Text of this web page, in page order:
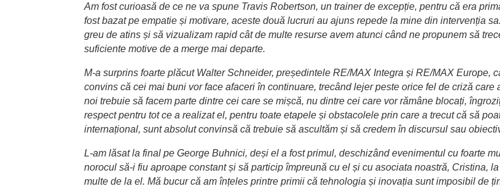
Am fost curioasă de ce ne va spune Travis Robertson, un trainer de excepție, pentru că era
fost bazat pe empatie și motivare, aceste două lucruri au ajuns repede la mine din intervenția
greu de atins și să vizualizam rapid cât de multe resurse avem atunci când ne propunem să
suficiente motive de a merge mai departe.
M-a surprins foarte plăcut Walter Schneider, președintele RE/MAX Integra și RE/MAX Europe,
convins că cei mai buni vor face afaceri în continuare, trecând lejer peste orice fel de criză
noi trebuie să facem parte dintre cei care se mișcă, nu dintre cei care vor rămâne blocați,
respect pentru tot ce a realizat el, pentru toate etapele și obstacolele prin care a trecut că să
internațional, sunt absolut convinsă că trebuie să ascultăm și să credem în discursul sau
L-am lăsat la final pe George Buhnici, deși el a fost primul, deschizând evenimentul cu foarte
norocul să-i fiu aproape constant și să particip împreună cu el și cu asociata noastră, Cristina,
multe de la el. Mă bucur că am înțeles printre primii că tehnologia și inovația sunt imposibil de